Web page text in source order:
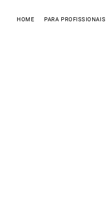
HOME PARA PROFISSIONAIS